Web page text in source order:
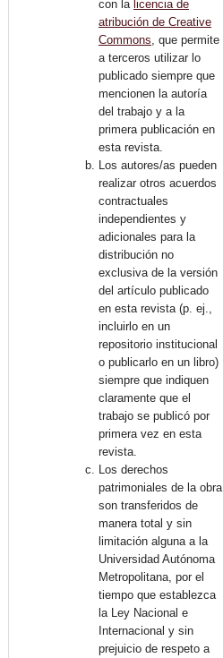
con la licencia de
atribución de Creative
Commons , que permite
a terceros utilizar lo
publicado siempre que
mencionen la autoría
del trabajo y a la
primera publicación en
esta revista.
Los autores/as pueden
realizar otros acuerdos
contractuales
independientes y
adicionales para la
distribución no
exclusiva de la versión
del artículo publicado
en esta revista (p. ej.,
incluirlo en un
repositorio institucional
o publicarlo en un libro)
siempre que indiquen
claramente que el
trabajo se publicó por
primera vez en esta
revista.
Los derechos
patrimoniales de la obra
son transferidos de
manera total y sin
limitación alguna a la
Universidad Autónoma
Metropolitana, por el
tiempo que establezca
la Ley Nacional e
Internacional y sin
prejuicio de respeto a